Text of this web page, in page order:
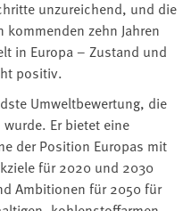
unzureichend, und die
zehn Jahren
in Europa – Zustand und
positiv.
Umweltbewertung, die
Er bietet eine
der Position Europas mit
für 2020 und 2030
Ambitionen für 2050 für